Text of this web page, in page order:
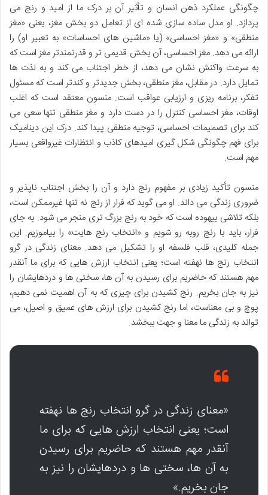
چگونگی عملکرد ذهن انسان و تأثیر آن بر درک ما از امید و رنج می
پردازد. او مدل ساده سازی شده ای از تعامل دو بخش مغز، یعنی «مغز
منطقی» و «مغز احساسی» (یا «ماشین های احساسات» به تعبیر او) را
ارائه می دهد. مغز احساسی، آن بخش قدیمی تر و قدرتمندتر مغز است که
به سرعت واکنش نشان می دهد، از خطر اجتناب می کند و به لذت ها
تمایل دارد. در مقابل، مغز منطقی، بخش جدیدتر و کندتر است که مسئول
تفکر، برنامه ریزی و ارزیابی عواقب است. منسون معتقد است که اغلب
اوقات، مغز احساسی کنترل را در دست دارد و مغز منطقی تنها سعی می
کند برای تصمیمات احساسی، توجیه منطقی پیدا کند. درک این دینامیک
برای فهم چگونگی شکل گیری امیدهای کاذب و انتظارات غیرواقعی بسیار
مهم است.
منسون تأکید زیادی بر مفهوم رنج دارد و آن را بخش اجتناب ناپذیر و
ضروری زندگی می داند. او می گوید که فرار از رنج نه تنها غیرممکن است،
بلکه تلاشی بیهوده است که خود به رنج بزرگ تری منجر می شود. به جای
فرار، باید با رنج روبه رو شویم و «انتخاب رنج هایت» را بیاموزیم. این
جمله کلیدی، قلب فلسفه او را تشکیل می دهد. معنای زندگی در گرو
انتخاب رنج ها نهفته است؛ یعنی انتخاب ارزش هایی که برای ما آنقدر
مهم هستند که حاضریم برای رسیدن به آن ها، سختی ها و دردهایشان را
نیز به جان بخریم. رنج کشیدن برای چیزی که به آن اهمیت نمی دهیم،
پوچ و بی معناست، اما رنج کشیدن برای ارزش های عمیق و اصیل، می
تواند به زندگی ما معنا و جهت ببخشد.
«معنای زندگی در گرو انتخاب رنج ها نهفته
است؛ یعنی انتخاب ارزش هایی که برای ما
آنقدر مهم هستند که حاضریم برای رسیدن
به آن ها، سختی ها و دردهایشان را نیز به
جان بخریم.»